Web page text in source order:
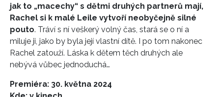
jak to „macechy“ s dětmi druhých partnerů mají,
Rachel si k malé Leile vytvoří neobyčejně silné
pouto. Tráví s ní veškerý volný čas, stará se o ní a
miluje ji, jako by byla její vlastní dítě. I po tom nakonec
Rachel zatouží. Láska k dětem těch druhých ale
nebývá vůbec jednoduchá…
Premiéra: 30. května 2024